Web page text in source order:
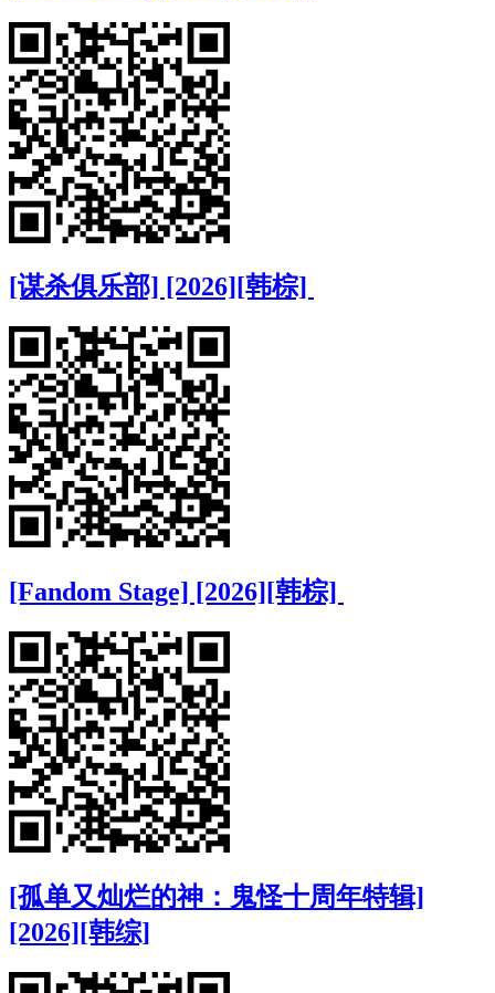
[谋杀俱乐部] [2026][韩棕]
[Fandom Stage] [2026][韩棕]
[孤单又灿烂的神：鬼怪十周年特辑]
[2026][韩综]